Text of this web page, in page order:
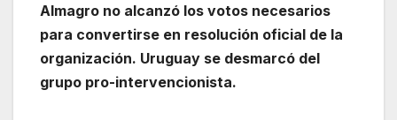
Almagro no alcanzó los votos necesarios
para convertirse en resolución oficial de la
organización. Uruguay se desmarcó del
grupo pro-intervencionista.